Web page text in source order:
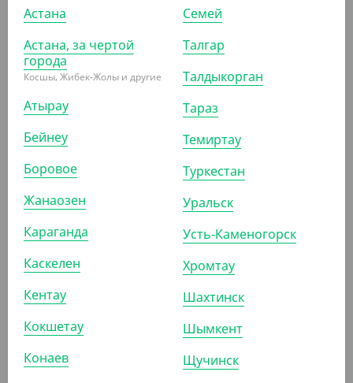
Длина (мм)
Ширина (мм)
Цвет БЕЛЫЙ
ОПИСАНИЕ
Обертка для бургера квадратной формы. Бумажная
шаурмы. Бумажная обертка не рвется, не слоится и не
мокнет благодаря своей влагостойкости. Обертка не
позволяет испачкать клиентам руки, что эстетически
используется в кафе, фастфуде, стрит фуде, бургер
ресторанах
Астана
Астана, за чертой
города
Косшы, Жибек-Жолы и другие
Атырау
Бейнеу
Боровое
Жанаозен
Караганда
Каскелен
Кентау
Кокшетау
Конаев
Семей
Талгар
Талдыкорган
Тараз
Темиртау
Туркестан
Уральск
Усть-Каменогорск
Хромтау
Шахтинск
Шымкент
Щучинск